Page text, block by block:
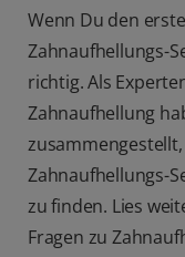
Wenn Du den
Zahnaufhellungs-
richtig. Als
Zahnaufhellung
Zahnaufhellungs-
zu finden. Lies
Fragen zu